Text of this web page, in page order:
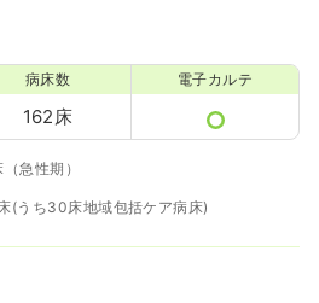
病床数
162床
電子カルテ
急性期）
(うち30床地域包括ケア病床)